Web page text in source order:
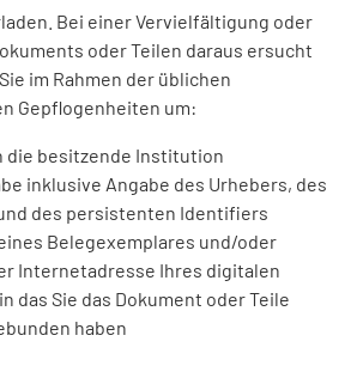
Bei einer Vervielfältigung oder
oder Teilen daraus ersucht
Sie im Rahmen der üblichen
Gepflogenheiten um:
die besitzende Institution
inklusive Angabe des Urhebers, des
des persistenten Identifiers
Belegexemplares und/oder
Internetadresse Ihres digitalen
das Sie das Dokument oder Teile
haben